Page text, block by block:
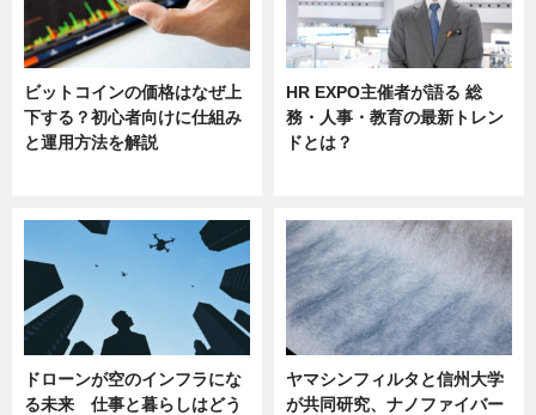
ビットコインの価格はなぜ上
下する？初心者向けに仕組み
と運用方法を解説
HR EXPO主催者が語る 総
務・人事・教育の最新トレン
ドとは？
ドローンが空のインフラにな
る未来 仕事と暮らしはどう
ヤマシンフィルタと信州大学
が共同研究、ナノファイバー